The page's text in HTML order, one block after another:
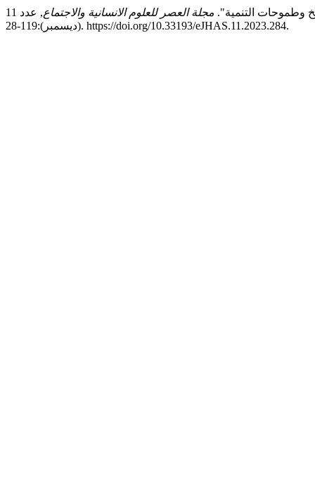
مجلة العصر للعلوم الانسانية والاجتماع
, عدد 11
(ديسمبر):119-28. https://doi.org/10.33193/eJHAS.11.2023.284.